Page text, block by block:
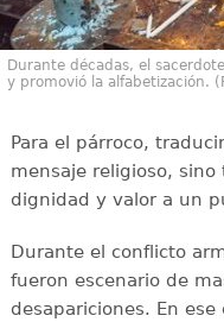
Durante décadas, el
y promovió la alfabetización.
Para el párroco,
mensaje religioso,
dignidad y valor a un
Durante el conflicto
fueron escenario de
desapariciones. En